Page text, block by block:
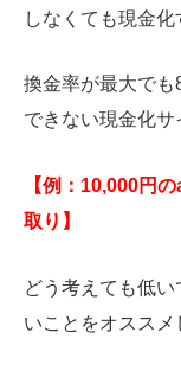
しなくても現金化
換金率が最大で
できない現金化サ
【例：10,000円
取り】
どう考えても低
いことをオススメ